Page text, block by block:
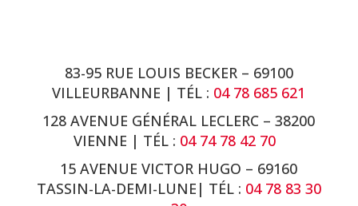
83-95 RUE LOUIS BECKER – 69100
VILLEURBANNE | TÉL : 04 78 685 621
128 AVENUE GÉNÉRAL LECLERC – 38200
VIENNE | TÉL : 04 74 78 42 70
15 AVENUE VICTOR HUGO – 69160
TASSIN-LA-DEMI-LUNE| TÉL : 04 78 83 30